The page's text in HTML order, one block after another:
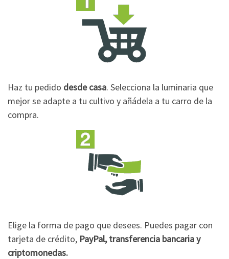
Haz tu pedido desde casa. Selecciona la luminaria que
mejor se adapte a tu cultivo y añádela a tu carro de la
compra.
Elige la forma de pago que desees. Puedes pagar con
tarjeta de crédito, PayPal, transferencia bancaria y
criptomonedas.